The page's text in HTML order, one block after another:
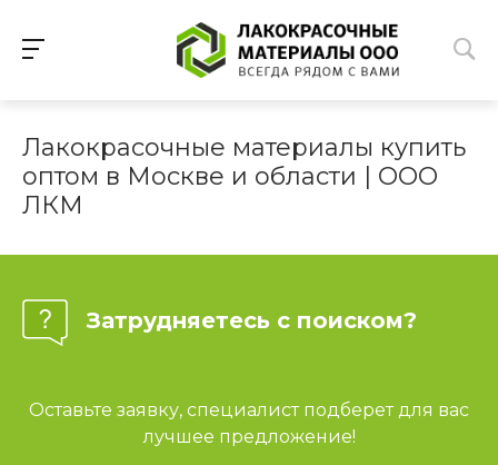
Лакокрасочные материалы купить
оптом в Москве и области | ООО
ЛКМ
Затрудняетесь с поиском?
Оставьте заявку, специалист подберет для вас
лучшее предложение!